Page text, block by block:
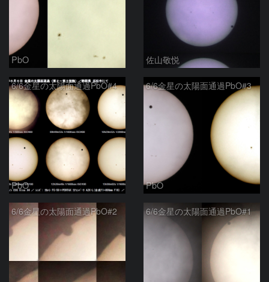
PbO 佐山敬悦
6/6金星の太陽面通過PbO#4
PbO
6/6金星の太陽面通過PbO#3
PbO
6/6金星の太陽面通過PbO#2 6/6金星の太陽面通過PbO#1